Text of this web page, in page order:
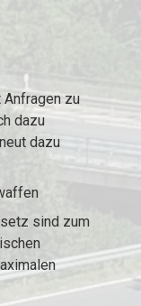
zu
dazu
dazu
sind zum